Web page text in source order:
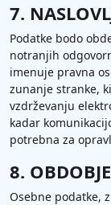
7.
Podatke bodo
notranjih
imenuje pravna
zunanje stranke,
vzdrževanju
kadar
potrebna za
8.
Osebne podatke,